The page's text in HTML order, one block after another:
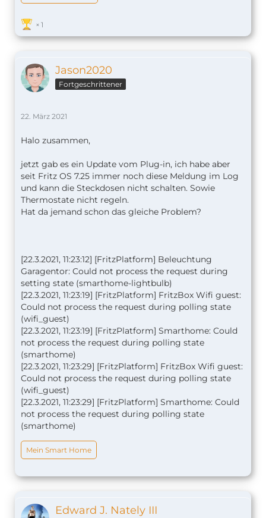
1
Jason2020
Fortgeschrittener
22. März 2021
Halo zusammen,
jetzt gab es ein Update vom Plug-in, ich habe aber
seit Fritz OS 7.25 immer noch diese Meldung im Log
und kann die Steckdosen nicht schalten. Sowie
Thermostate nicht regeln.
Hat da jemand schon das gleiche Problem?
[22.3.2021, 11:23:12] [FritzPlatform] Beleuchtung
Garagentor: Could not process the request during
setting state (smarthome-lightbulb)
[22.3.2021, 11:23:19] [FritzPlatform] FritzBox Wifi guest:
Could not process the request during polling state
(wifi_guest)
[22.3.2021, 11:23:19] [FritzPlatform] Smarthome: Could
not process the request during polling state
(smarthome)
[22.3.2021, 11:23:29] [FritzPlatform] FritzBox Wifi guest:
Could not process the request during polling state
(wifi_guest)
[22.3.2021, 11:23:29] [FritzPlatform] Smarthome: Could
not process the request during polling state
(smarthome)
Mein Smart Home
Edward J. Nately III